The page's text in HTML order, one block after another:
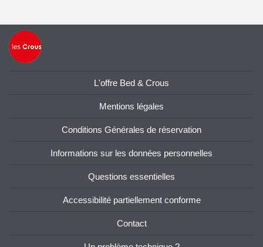
L'offre Bed & Crous
Mentions légales
Conditions Générales de réservation
Informations sur les données personnelles
Questions essentielles
Accessibilité partiellement conforme
Contact